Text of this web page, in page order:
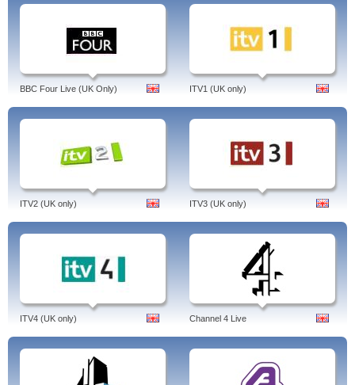
BBC Four Live (UK Only) ITV1 (UK only)
ITV2 (UK only) ITV3 (UK only)
ITV4 (UK only) Channel 4 Live